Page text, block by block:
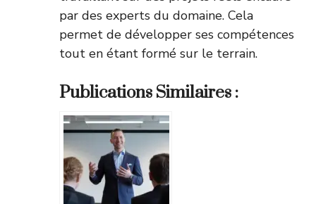
par des experts du domaine. Cela
permet de développer ses compétences
tout en étant formé sur le terrain.
Publications Similaires :